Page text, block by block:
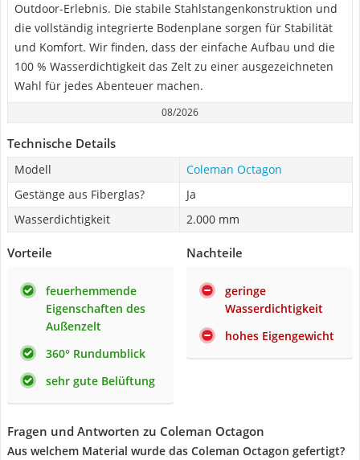
Outdoor-Erlebnis. Die stabile Stahlstangenkonstruktion und
die vollständig integrierte Bodenplane sorgen für Stabilität
und Komfort. Wir finden, dass der einfache Aufbau und die
100 % Wasserdichtigkeit das Zelt zu einer ausgezeichneten
Wahl für jedes Abenteuer machen.
08/2026
Technische Details
Modell
Coleman Octagon
Gestänge aus Fiberglas?
Ja
Wasserdichtigkeit
2.000 mm
Vorteile
feuerhemmende
Eigenschaften des
Außenzelt
360° Rundumblick
sehr gute Belüftung
Nachteile
geringe
Wasserdichtigkeit
hohes Eigengewicht
Fragen und Antworten zu Coleman Octagon
Aus welchem Material wurde das Coleman Octagon gefertigt?